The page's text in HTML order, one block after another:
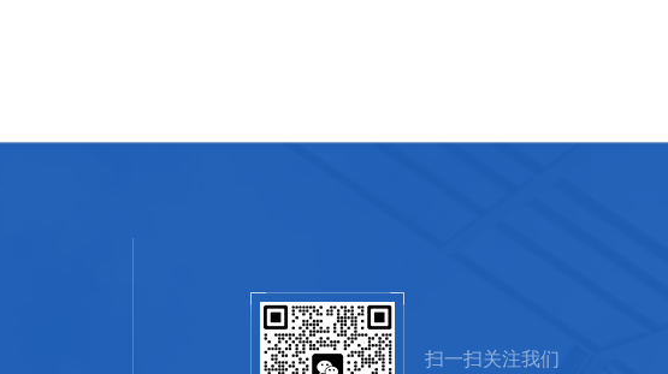
扫一扫关注我们